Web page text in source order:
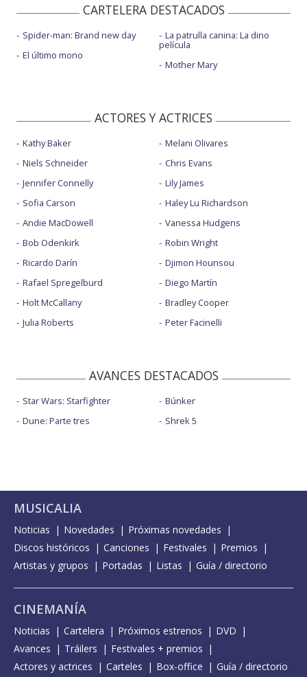
CARTELERA DESTACADOS
Spider-man: Brand new day
El último mono
La patrulla canina: La dino
película
Mother Mary
ACTORES Y ACTRICES
Kathy Baker
Niels Schneider
Jennifer Connelly
Sofia Carson
Andie MacDowell
Bob Odenkirk
Ricardo Darín
Rafael Spregelburd
Holt McCallany
Julia Roberts
Melani Olivares
Chris Evans
Lily James
Haley Lu Richardson
Vanessa Hudgens
Robin Wright
Djimon Hounsou
Diego Martín
Bradley Cooper
Peter Facinelli
AVANCES DESTACADOS
Star Wars: Starfighter
Dune: Parte tres
Búnker
Shrek 5
MUSICALIA
Noticias Novedades
Próximas novedades
Discos históricos
Canciones Festivales
Premios
Artistas y grupos
Portadas Listas Guía / directorio
CINEMANÍA
Noticias Cartelera Próximos estrenos
DVD
Avances
Tráilers
Festivales + premios
Actores y actrices
Carteles Box-office Guía / directorio